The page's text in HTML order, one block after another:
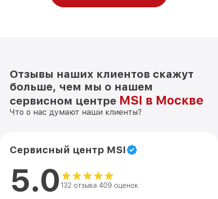
Отзывы наших клиентов скажут
больше, чем мы о нашем
сервисном центре MSI в Москве
Что о нас думают наши клиенты?
Сервисный центр MSI
5.0 132 отзыва 409 оценок